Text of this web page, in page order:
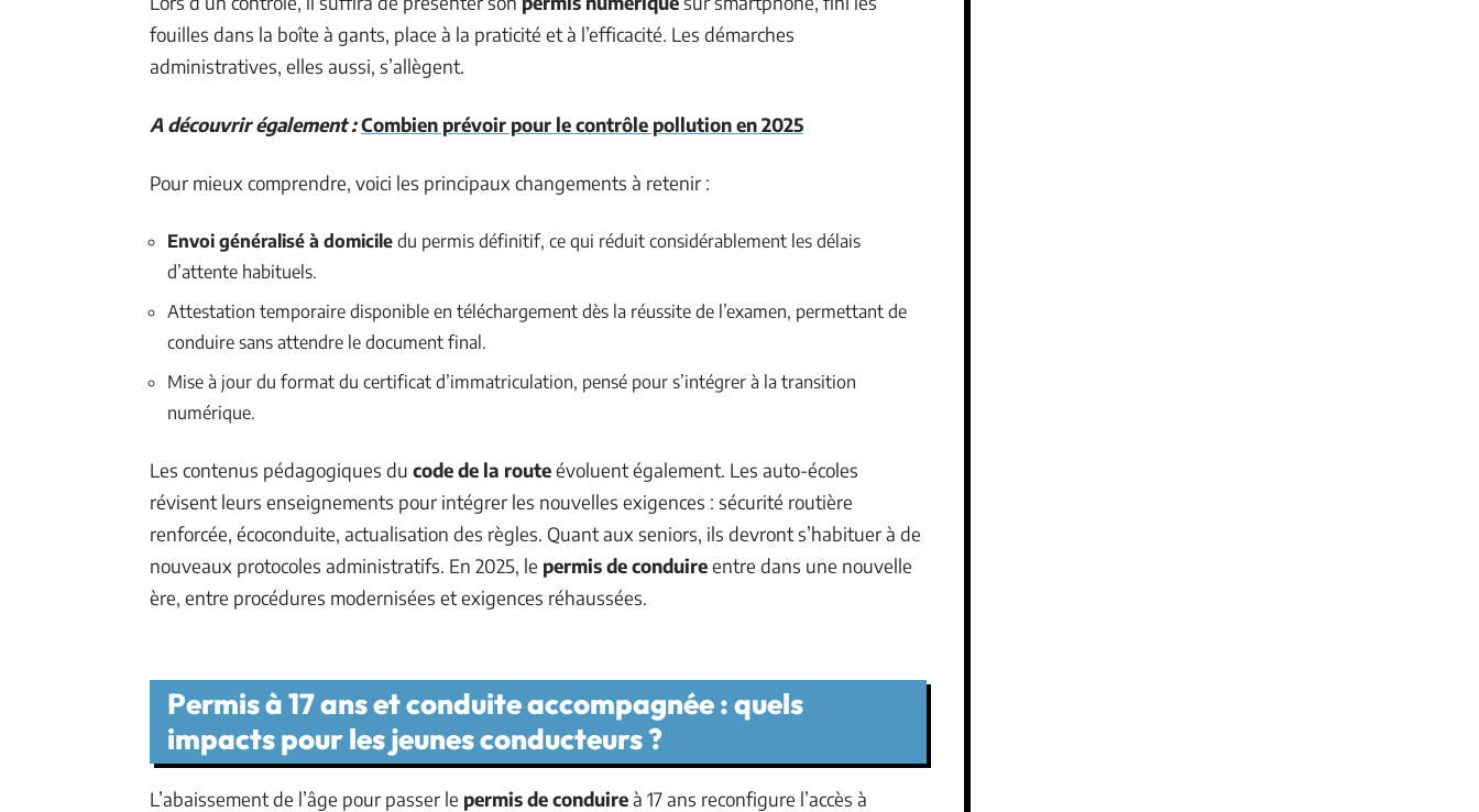
fouilles dans la boîte à gants, place à la praticité et à l’efficacité. Les démarches
administratives, elles aussi, s’allègent.
A découvrir également :Combien prévoir pour le contrôle pollution en 2025
Pour mieux comprendre, voici les principaux changements à retenir :
Envoi généralisé à domicile du permis définitif, ce qui réduit considérablement les délais
d’attente habituels.
Attestation temporaire disponible en téléchargement dès la réussite de l’examen, permettant de
conduire sans attendre le document final.
Mise à jour du format du certificat d’immatriculation, pensé pour s’intégrer à la transition
numérique.
Les contenus pédagogiques du code de la routeévoluent également. Les auto-écoles
révisent leurs enseignements pour intégrer les nouvelles exigences : sécurité routière
renforcée, écoconduite, actualisation des règles. Quant aux seniors, ils devront s’habituer à de
nouveaux protocoles administratifs. En 2025, le permis de conduireentre dans une nouvelle
ère, entre procédures modernisées et exigences réhaussées.
Permis à 17 ans et conduite accompagnée : quels
impacts pour les jeunes conducteurs ?
L’abaissement de l’âge pour passer le permis de conduireà 17 ans reconfigure l’accès à